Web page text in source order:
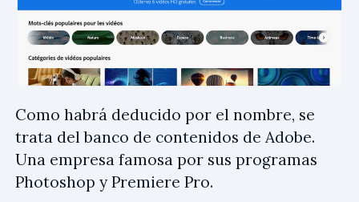
Como habrá deducido por el nombre, se
trata del banco de contenidos de Adobe.
Una empresa famosa por sus programas
Photoshop y Premiere Pro.